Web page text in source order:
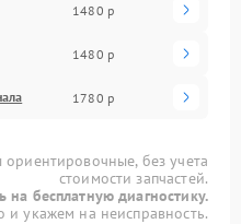
1480 р
1480 р
1780 р
без учета
стоимости запчастей.
на бесплатную диагностику.
укажем на неисправность.